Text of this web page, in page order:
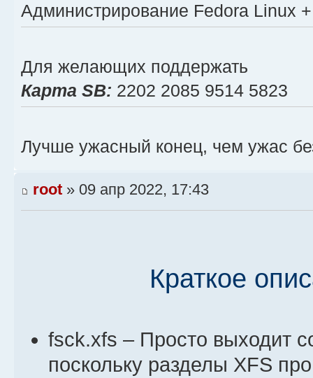
Администрирование Fedora Linux
Для желающих поддержать
Карта SB: 2202 2085 9514 5823
Лучше ужасный конец, чем ужас
root » 09 апр 2022, 17:43
Краткое
fsck.xfs – Просто выходит
поскольку разделы XFS